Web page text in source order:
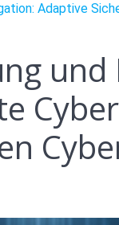
Adaptive
und